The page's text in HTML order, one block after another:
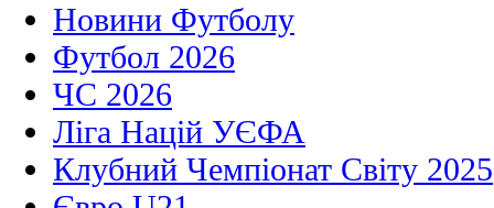
Новини Футболу
Футбол 2026
ЧС 2026
Ліга Націй УЄФА
Клубний Чемпіонат Світу 2025